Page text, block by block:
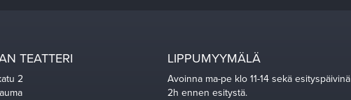
TEATTERI
2
LIPPUMYYMÄLÄ
Avoinna ma-pe klo 11-14 sekä esityspäivinä
2h ennen esitystä.